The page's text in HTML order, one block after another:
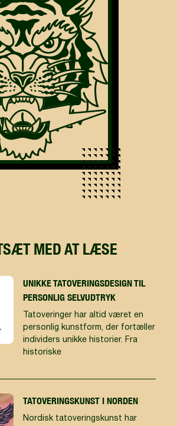
MED AT LÆSE
UNIKKE TATOVERINGSDESIGN TIL
PERSONLIG SELVUDTRYK
Tatoveringer har altid været en
personlig kunstform, der fortæller
individers unikke historier. Fra
historiske
TATOVERINGSKUNST I NORDEN
Nordisk tatoveringskunst har